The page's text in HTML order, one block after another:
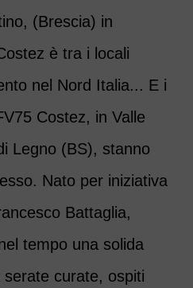
(Brescia) in
è tra i locali
nel Nord Italia... E i
Costez, in Valle
Legno (BS), stanno
Nato per iniziativa
Battaglia,
tempo una solida
curate, ospiti